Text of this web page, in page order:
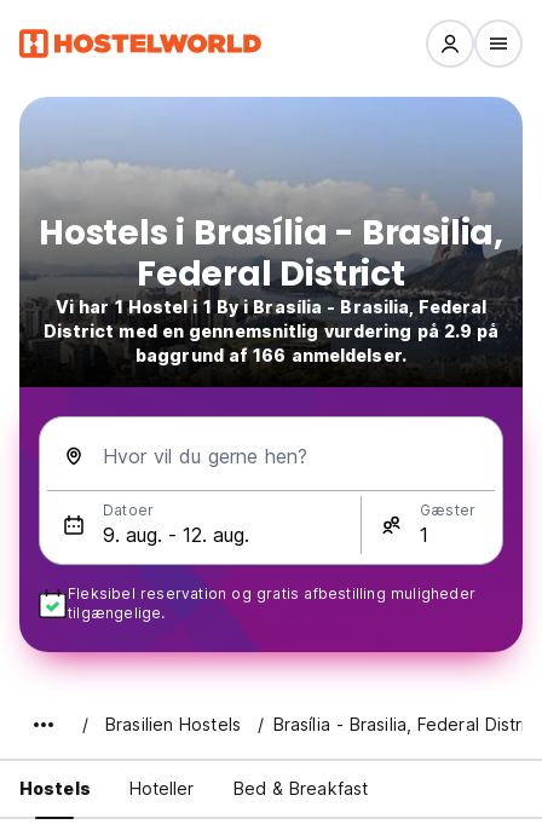
Hostels i Brasília - Brasilia,
Federal District
Vi har 1 Hostel i 1 By i Brasília - Brasilia, Federal
District med en gennemsnitlig vurdering på 2.9 på
baggrund af 166 anmeldelser.
Hvor vil du gerne hen?
Datoer Gæster
Fleksibel reservation og gratis afbestilling muligheder
tilgængelige.
Brasilien Hostels Brasília - Brasilia, Federal District
Hostels Hoteller Bed & Breakfast